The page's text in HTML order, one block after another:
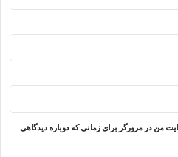
من در مرورگر برای زمانی که دوباره دیدگاهی